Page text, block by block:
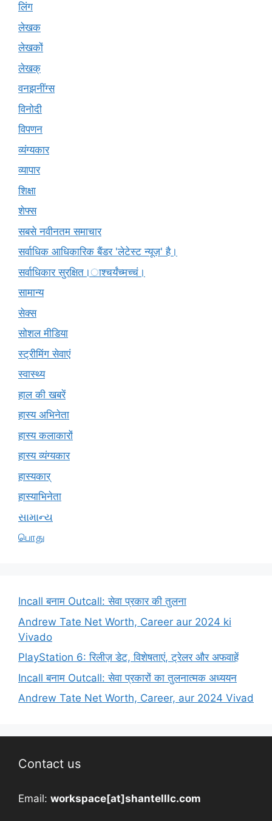
लिंग
लेखक
लेखकों
लेखक्
वनझनींग्स
विनोदी
विपणन
व्यंग्यकार
व्यापार
शिक्षा
शेफ्स
सबसे नवीनतम समाचार
सर्वाधिक आधिकारिक बैंडर 'लेटेस्ट न्यूज़' है।
सर्वाधिकार सुरक्षित।ाश्चर्यंच्मच्चं।
सामान्य
सेक्स
सोशल मीडिया
स्ट्रीमिंग सेवाएं
स्वास्थ्य
हाल की खबरें
हास्य अभिनेता
हास्य कलाकारों
हास्य व्यंग्यकार
हास्यकार्
हास्याभिनेता
સામાન્ય
பொது
Incall बनाम Outcall: सेवा प्रकार की तुलना
Andrew Tate Net Worth, Career aur 2024 ki
Vivado
PlayStation 6: रिलीज़ डेट, विशेषताएं, ट्रेलर और अफवाहें
Incall बनाम Outcall: सेवा प्रकारों का तुलनात्मक अध्ययन
Andrew Tate Net Worth, Career, aur 2024 Vivad
Contact us
Email: workspace[at]shantelllc.com